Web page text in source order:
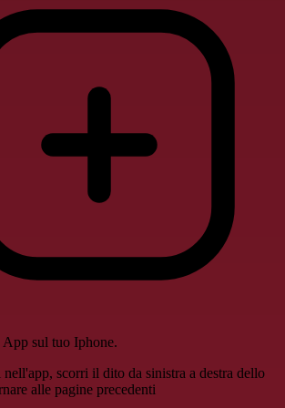
App sul tuo Iphone.
scorri il dito da sinistra a destra dello
alle pagine precedenti